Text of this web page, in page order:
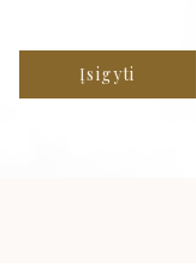
Įsigyti